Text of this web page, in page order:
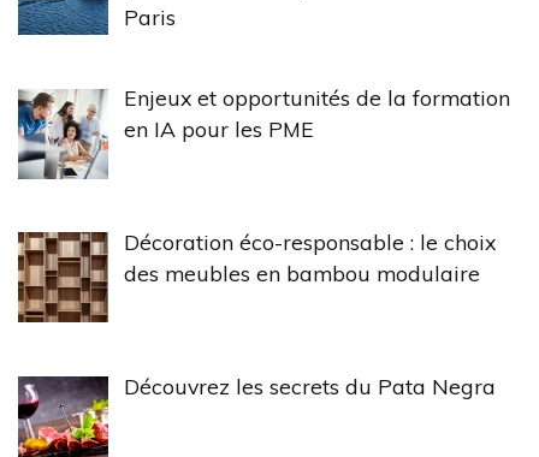
Paris
Enjeux et opportunités de la formation
en IA pour les PME
Décoration éco-responsable : le choix
des meubles en bambou modulaire
Découvrez les secrets du Pata Negra